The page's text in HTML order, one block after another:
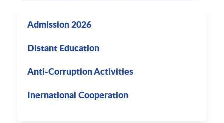
Admission 2026
Distant Education
Anti-Corruption Activities
Inernational Cooperation